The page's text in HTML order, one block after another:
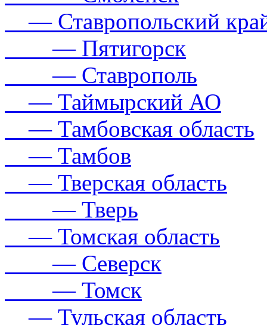
— Ставропольский
— Пятигорск
— Ставрополь
— Таймырский АО
— Тамбовская область
— Тамбов
— Тверская область
— Тверь
— Томская область
— Северск
— Томск
— Тульская область